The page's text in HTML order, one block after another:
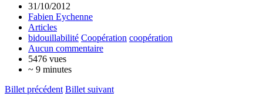
31/10/2012
Fabien Eychenne
Articles
bidouillabilité Coopération coopération
Aucun commentaire
5476 vues
~ 9 minutes
Billet précédent Billet suivant